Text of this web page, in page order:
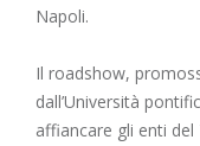
Napoli.
Il roadshow,
dall’Università
affiancare gli enti